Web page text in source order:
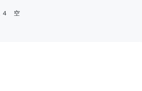
４ 空